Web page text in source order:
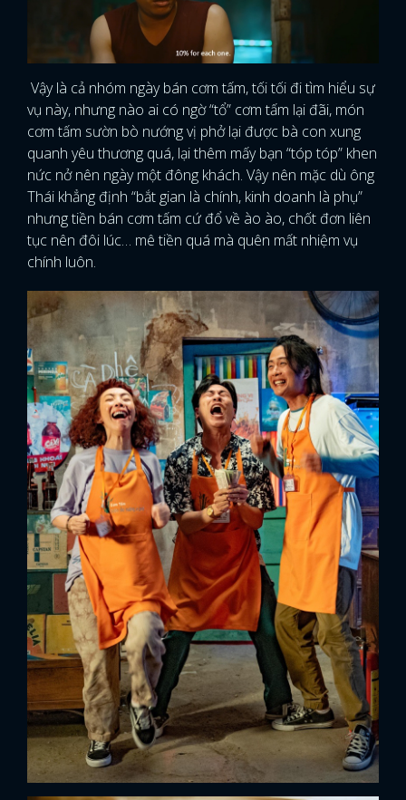
Vậy là cả nhóm ngày bán cơm tấm, tối tối đi tìm hiểu sự
vụ này, nhưng nào ai có ngờ “tổ” cơm tấm lại đãi, món
cơm tấm sườn bò nướng vị phở lại được bà con xung
quanh yêu thương quá, lại thêm mấy bạn “tóp tóp” khen
nức nở nên ngày một đông khách. Vậy nên mặc dù ông
Thái khẳng định “bắt gian là chính, kinh doanh là phụ”
nhưng tiền bán cơm tấm cứ đổ về ào ào, chốt đơn liên
tục nên đôi lúc… mê tiền quá mà quên mất nhiệm vụ
chính luôn.